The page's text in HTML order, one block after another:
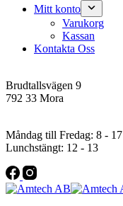
Mitt konto
Varukorg
Kassan
Kontakta Oss
Brudtallsvägen 9
792 33 Mora
Måndag till Fredag: 8 - 17
Lunchstängt: 12 - 13